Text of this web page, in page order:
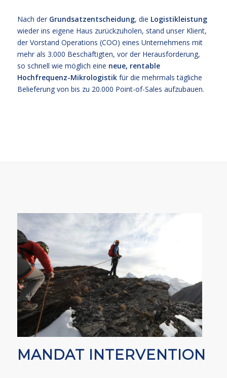
Nach der Grundsatzentscheidung, die Logistikleistung
wieder ins eigene Haus zurückzuholen, stand unser Klient,
der Vorstand Operations (COO) eines Unternehmens mit
mehr als 3.000 Beschäftigten, vor der Herausforderung,
so schnell wie möglich eine neue, rentable
Hochfrequenz-Mikrologistikfür die mehrmals tägliche
Belieferung von bis zu 20.000 Point-of-Sales aufzubauen.
MANDAT INTERVENTION